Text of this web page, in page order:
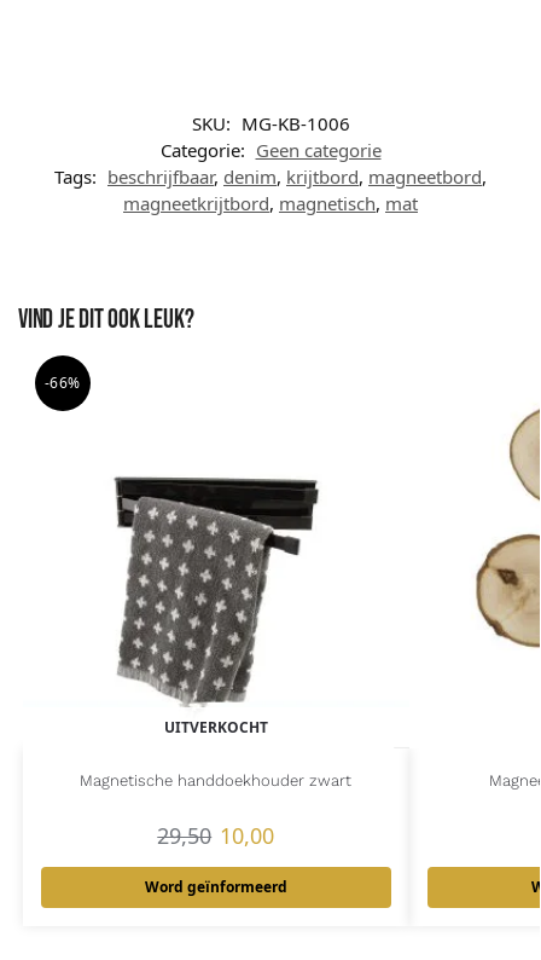
SKU: MG-KB-1006
Categorie: Geen categorie
Tags: beschrijfbaar, denim, krijtbord, magneetbord,
magneetkrijtbord, magnetisch, mat
Vind je dit ook leuk?
-66%
UITVERKOCHT
Magnetische handdoekhouder zwart
29,50 10,00
Word geïnformeerd